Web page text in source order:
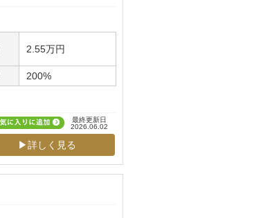
2.55万円
200%
最終更新日
2026.06.02
▶詳しく見る